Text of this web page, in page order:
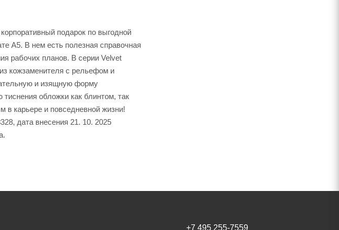
подарок по выгодной
А5. В нем есть полезная справочная
рабочих планов. В серии Velvet
кожзаменителя с рельефом и
и изящную форму
обложки как блинтом, так
карьере и повседневной жизни!
дата внесения 21. 10. 2025
+7 495 255-7559